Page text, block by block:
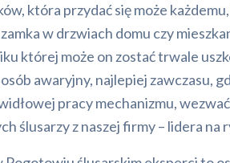
która przydać się może
w drzwiach domu czy
której może on zostać trwale
awaryjny, najlepiej zawczasu,
pracy mechanizmu,
ślusarzy z naszej firmy – lidera na